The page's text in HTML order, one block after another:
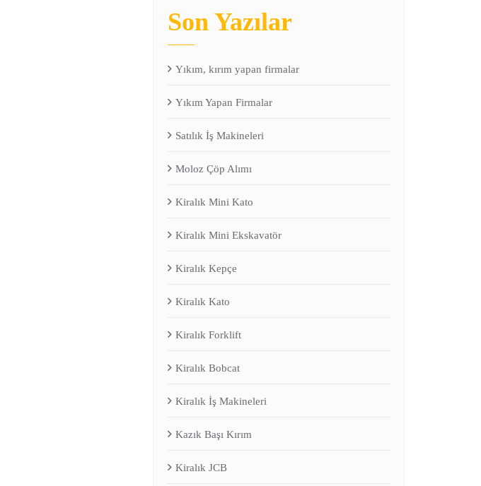
Son Yazılar
Yıkım, kırım yapan firmalar
Yıkım Yapan Firmalar
Satılık İş Makineleri
Moloz Çöp Alımı
Kiralık Mini Kato
Kiralık Mini Ekskavatör
Kiralık Kepçe
Kiralık Kato
Kiralık Forklift
Kiralık Bobcat
Kiralık İş Makineleri
Kazık Başı Kırım
Kiralık JCB